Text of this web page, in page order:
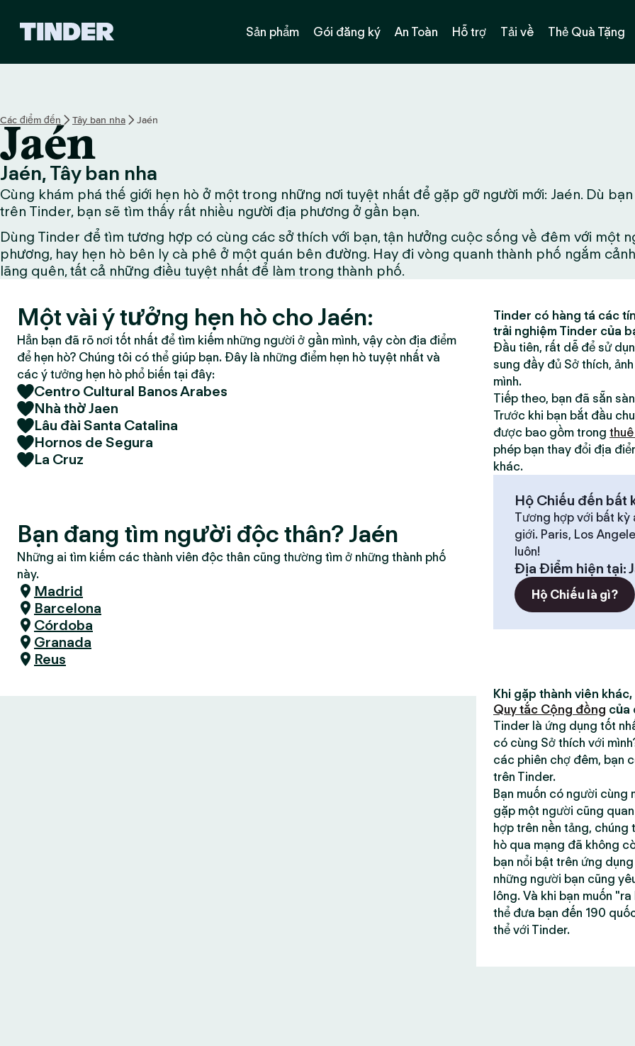
h
n
d
e
Sản phẩm Gói đăng ký An Toàn Hỗ trợ Tải về Thẻ Quà Tặng
Các điểm đến Tây ban nha Jaén
Jaén
Jaén, Tây ban nha
Cùng khám phá thế giới hẹn hò ở một trong những nơi tuyệt nhất để gặp gỡ người mới: Jaén. Dù
trên Tinder, bạn sẽ tìm thấy rất nhiều người địa phương ở gần bạn.
Dùng Tinder để tìm tương hợp có cùng các sở thích với bạn, tận hưởng cuộc sống về đêm với một
phương, hay hẹn hò bên ly cà phê ở một quán bên đường. Hay đi vòng quanh thành phố ngắm
lãng quên, tất cả những điều tuyệt nhất để làm trong thành phố.
Một vài ý tưởng hẹn hò cho Jaén:
Hẳn bạn đã rõ nơi tốt nhất để tìm kiếm những người ở gần mình, vậy còn địa điểm
để hẹn hò? Chúng tôi có thể giúp bạn. Đây là những điểm hẹn hò tuyệt nhất và
các ý tưởng hẹn hò phổ biến tại đây:
Centro Cultural Banos Arabes
Nhà thờ Jaen
Lâu đài Santa Catalina
Hornos de Segura
La Cruz
Bạn đang tìm người độc thân? Jaén
Những ai tìm kiếm các thành viên độc thân cũng thường tìm ở những thành phố
này.
Madrid
Barcelona
Córdoba
Granada
Reus
Tinder có hàng tá các
trải nghiệm Tinder của
Đầu tiên, rất dễ để sử
sung đầy đủ Sở thích,
mình.
Tiếp theo, bạn đã sẵn
Trước khi bạn bắt đầu
được bao gồm trong
phép bạn thay đổi địa
khác.
Hộ Chiếu đến bất
Tương hợp với bất kỳ
giới. Paris, Los
luôn!
Địa Điểm hiện tại:
Hộ Chiếu là gì?
Khi gặp thành viên
Quy tắc Cộng đồng của
Tinder là ứng dụng tốt
có cùng Sở thích với
các phiên chợ đêm, bạn
trên Tinder.
Bạn muốn có người cùng
gặp một người cũng
hợp trên nền tảng,
hò qua mạng đã không
bạn nổi bật trên ứng
những người bạn cũng
lông. Và khi bạn muốn
thể đưa bạn đến 190
thể với Tinder.